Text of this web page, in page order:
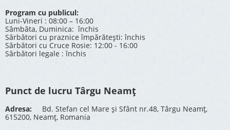
Program cu publicul:
Luni-Vineri : 08:00 – 16:00
Sâmbăta, Duminica: închis
Sărbători cu praznice împărătești: închis
Sărbători cu Cruce Rosie: 12:00 - 16:00
Sărbători legale : închis
Punct de lucru Târgu Neamț
Adresa: Bd. Stefan cel Mare și Sfânt nr.48, Târgu Neamț,
615200, Neamț, Romania